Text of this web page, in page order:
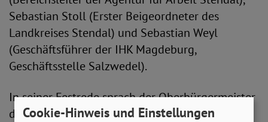
Sebastian Stoll (Erster Beigeordneter des
Landkreises Stendal) und Sebastian Weyl
(Geschäftsführer der IHK Magdeburg,
Geschäftsstelle Salzwedel).
In seiner Festrede sprach der Oberbürgermeister
der Hansestadt Stendal, Klaus Schmotz, den
Cookie-Hinweis und Einstellungen